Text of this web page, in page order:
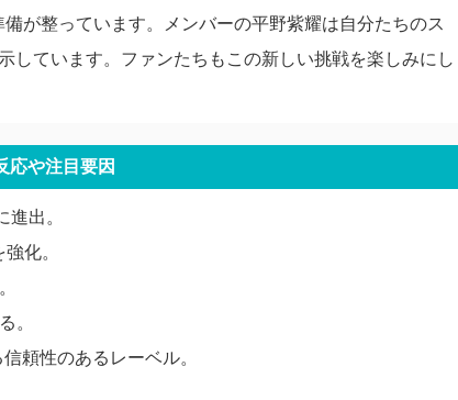
が整っています。メンバーの平野紫耀は自分たちのス
しています。ファンたちもこの新しい挑戦を楽しみにし
応や注目要因
出。
化。
。
頼性のあるレーベル。